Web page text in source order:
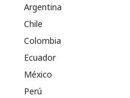
Argentina
Chile
Colombia
Ecuador
México
Perú